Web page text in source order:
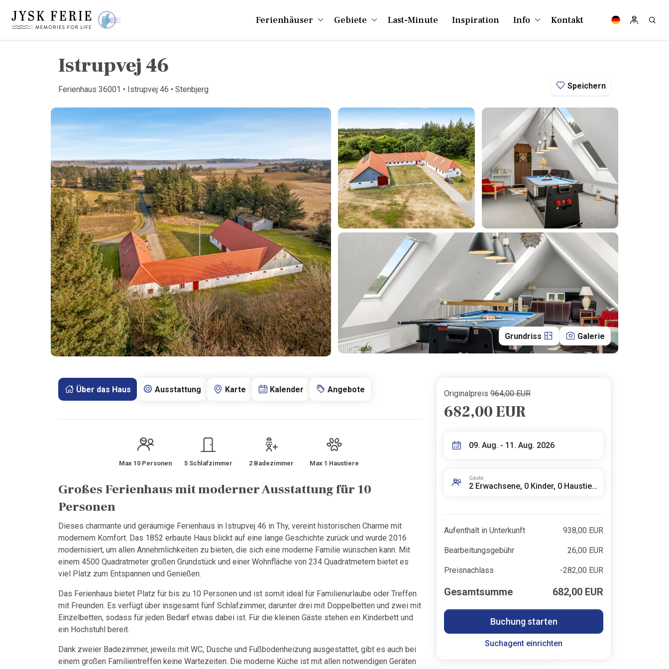
Ferienhäuser Gebiete Last-Minute Inspiration Info Kontakt
Istrupvej 46
Ferienhaus 36001 • Istrupvej 46 • Stenbjerg Speichern
Grundriss Galerie
Über das Haus Ausstattung Karte Kalender Angebote
Max 10 Personen 5 Schlafzimmer 2 Badezimmer Max 1 Haustiere
Großes Ferienhaus mit moderner Ausstattung für 10
Personen
Dieses charmante und geräumige Ferienhaus in Istrupvej 46 in Thy, vereint historischen Charme mit
modernem Komfort. Das 1852 erbaute Haus blickt auf eine lange Geschichte zurück und wurde 2016
modernisiert, um allen Annehmlichkeiten zu bieten, die sich eine moderne Familie wünschen kann. Mit
einem 4500 Quadratmeter großen Grundstück und einer Wohnfläche von 234 Quadratmetern bietet es
viel Platz zum Entspannen und Genießen.
Das Ferienhaus bietet Platz für bis zu 10 Personen und ist somit ideal für Familienurlaube oder Treffen
mit Freunden. Es verfügt über insgesamt fünf Schlafzimmer, darunter drei mit Doppelbetten und zwei mit
Einzelbetten, sodass für jeden Bedarf etwas dabei ist. Für die kleinen Gäste stehen ein Kinderbett und
ein Hochstuhl bereit.
Dank zweier Badezimmer, jeweils mit WC, Dusche und Fußbodenheizung ausgestattet, gibt es auch bei
einem großen Familientreffen keine Wartezeiten. Die moderne Küche ist mit allen notwendigen Geräten
Originalpreis 964,00 EUR
682,00 EUR
09. Aug. - 11. Aug. 2026
Gäste
2 Erwachsene, 0 Kinder, 0 Haustiere
Aufenthalt in Unterkunft 938,00 EUR
Bearbeitungsgebühr 26,00 EUR
Preisnachlass -282,00 EUR
Gesamtsumme 682,00 EUR
Buchung starten
Suchagent einrichten